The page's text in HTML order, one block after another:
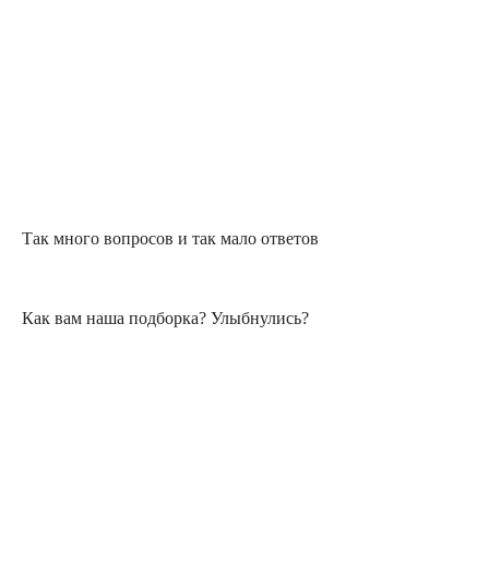
Так много вопросов и так мало ответов
Как вам наша подборка? Улыбнулись?